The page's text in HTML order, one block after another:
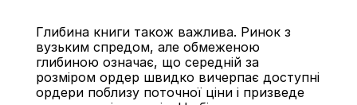
Глибина книги також важлива. Ринок з
вузьким спредом, але обмеженою
глибиною означає, що середній за
розміром ордер швидко вичерпає доступні
ордери поблизу поточної ціни і призведе